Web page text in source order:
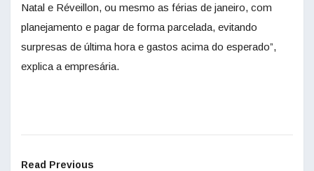
Natal e Réveillon, ou mesmo as férias de janeiro, com
planejamento e pagar de forma parcelada, evitando
surpresas de última hora e gastos acima do esperado”,
explica a empresária.
Read Previous